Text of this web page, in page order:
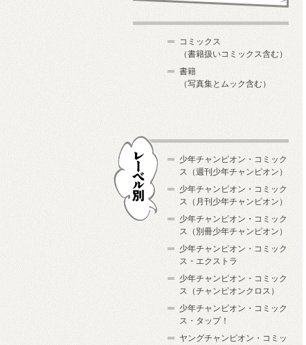
コミックス
（書籍扱いコミックス含む）
書籍
（写真集とムック含む）
少年チャンピオン・コミック
ス（週刊少年チャンピオン）
少年チャンピオン・コミック
ス（月刊少年チャンピオン）
少年チャンピオン・コミック
ス（別冊少年チャンピオン）
少年チャンピオン・コミック
ス・エクストラ
少年チャンピオン・コミック
ス（チャンピオンクロス）
少年チャンピオン・コミック
ス・タップ！
ヤングチャンピオン・コミッ